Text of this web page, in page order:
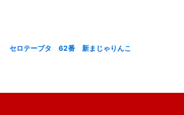
セロテーブタ 62番 新まじゃりんこ